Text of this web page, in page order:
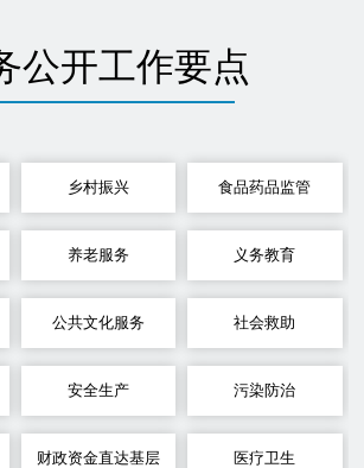
公开工作要点
乡村振兴 食品药品监管
养老服务 义务教育
公共文化服务 社会救助
安全生产 污染防治
财政资金直达基层 医疗卫生